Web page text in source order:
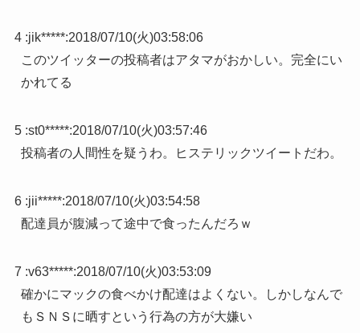
4 :jik*****:2018/07/10(火)03:58:06
このツイッターの投稿者はアタマがおかしい。完全にい
かれてる
5 :st0*****:2018/07/10(火)03:57:46
投稿者の人間性を疑うわ。ヒステリックツイートだわ。
6 :jii*****:2018/07/10(火)03:54:58
配達員が腹減って途中で食ったんだろｗ
7 :v63*****:2018/07/10(火)03:53:09
確かにマックの食べかけ配達はよくない。しかしなんで
もＳＮＳに晒すという行為の方が大嫌い